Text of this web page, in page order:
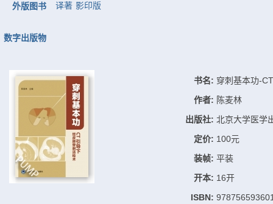
外版图书 译著 影印版
数字出版物
书名: 穿刺基本功-
作者: 陈麦林
出版社: 北京大学医学
定价: 100元
装帧: 平装
开本: 16开
ISBN: